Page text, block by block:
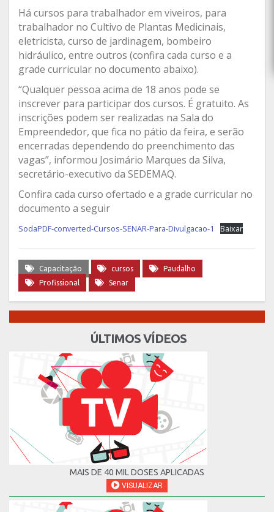
Há cursos para trabalhador em viveiros, para
trabalhador no Cultivo de Plantas Medicinais,
eletricista, curso de jardinagem, bombeiro
hidráulico, entre outros (confira cada curso e a
grade curricular no documento abaixo).
“Qualquer pessoa acima de 18 anos pode se
inscrever para participar dos cursos. É gratuito. As
inscrições podem ser realizadas na Sala do
Empreendedor, que fica no pátio da feira, e serão
encerradas dependendo do preenchimento das
vagas”, informou Josimário Marques da Silva,
secretário-executivo da SEDEMAQ.
Confira cada curso ofertado e a grade curricular no
documento a seguir
SodaPDF-converted-Cursos-SENAR-Para-Divulgacao-1 Baixar
Capacitação cursos
Paudalho
Profissional
Senar
ÚLTIMOS VÍDEOS
MAIS DE 40 MIL DOSES APLICADAS
VISUALIZAR